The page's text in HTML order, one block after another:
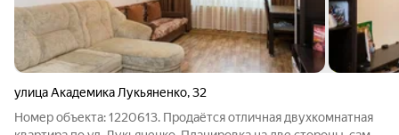
улица Академика Лукьяненко,32
Номер объекта: 1220613. Продаётся отличная двухкомнатная